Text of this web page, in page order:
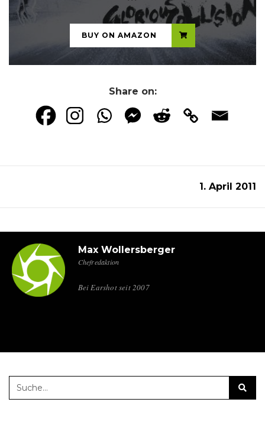
BUY ON AMAZON
Share on:
1. April 2011
Max Wollersberger
Chefredaktion
Bei Earshot seit 2007